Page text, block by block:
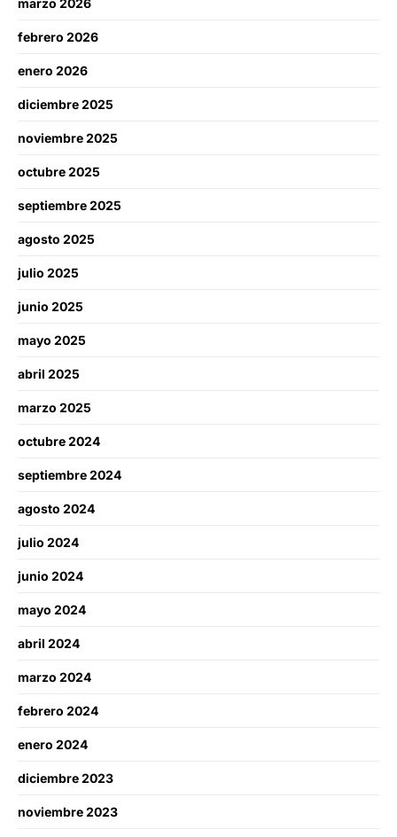
marzo 2026
febrero 2026
enero 2026
diciembre 2025
noviembre 2025
octubre 2025
septiembre 2025
agosto 2025
julio 2025
junio 2025
mayo 2025
abril 2025
marzo 2025
octubre 2024
septiembre 2024
agosto 2024
julio 2024
junio 2024
mayo 2024
abril 2024
marzo 2024
febrero 2024
enero 2024
diciembre 2023
noviembre 2023